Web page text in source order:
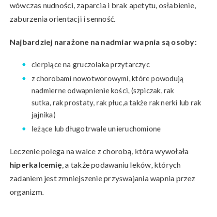
wówczas nudności, zaparcia i brak apetytu, osłabienie,
zaburzenia orientacji i senność.
Najbardziej narażone na nadmiar wapnia są osoby:
cierpiące na gruczolaka przytarczyc
z chorobami nowotworowymi, które powodują
nadmierne odwapnienie kości, (szpiczak, rak
sutka, rak prostaty, rak płuc,a także rak nerki lub rak
jajnika)
leżące lub długotrwale unieruchomione
Leczenie polega na walce z chorobą, która wywołała
hiperkalcemię, a także podawaniu leków, których
zadaniem jest zmniejszenie przyswajania wapnia przez
organizm.